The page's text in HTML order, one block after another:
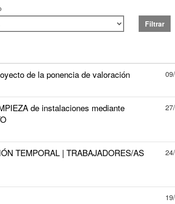
Filtrar
de la ponencia de valoración
de instalaciones mediante
TEMPORAL | TRABAJADORES/AS